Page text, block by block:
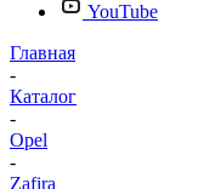
YouTube
Главная
-
Каталог
-
Opel
-
Zafira